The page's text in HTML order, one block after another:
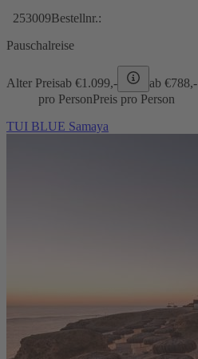
253009Bestellnr.:
Pauschalreise
Alter Preisab €1.099,- ab €788,-
pro PersonPreis pro Person
TUI BLUE Samaya